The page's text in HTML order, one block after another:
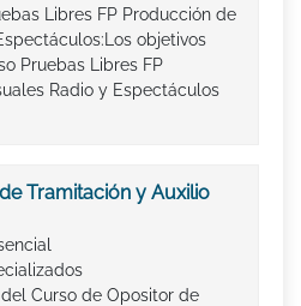
Libres FP Producción de
objetivos
Pruebas Libres FP
Radio y Espectáculos
Tramitación y Auxilio
del Curso de Opositor de